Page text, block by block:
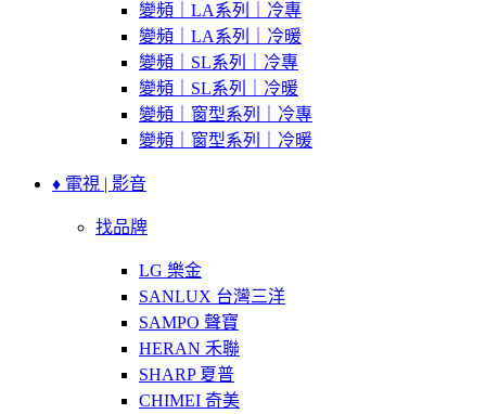
變頻｜LA系列｜冷專
變頻｜LA系列｜冷暖
變頻｜SL系列｜冷專
變頻｜SL系列｜冷暖
變頻｜窗型系列｜冷專
變頻｜窗型系列｜冷暖
♦ 電視 | 影音
找品牌
LG 樂金
SANLUX 台灣三洋
SAMPO 聲寶
HERAN 禾聯
SHARP 夏普
CHIMEI 奇美